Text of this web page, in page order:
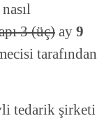
3 (üç) ay 9
tarafından
tedarik şirketi